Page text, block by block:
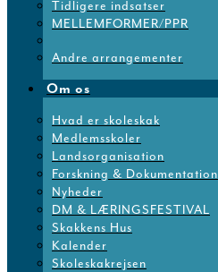
Tidligere indsatser
MELLEMFORMER/PPR
Andre arrangementer
Om os
Hvad er skoleskak
Medlemsskoler
Landsorganisation
Forskning & Dokumentation
Nyheder
DM & LÆRINGSFESTIVAL
Skakkens Hus
Kalender
Skoleskakrejsen